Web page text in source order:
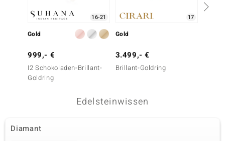
16-21
Gold
999,- €
I2 Schokoladen-Brillant-
Goldring
17
Gold
3.499,- €
Brillant-Goldring
Edelsteinwissen
Diamant